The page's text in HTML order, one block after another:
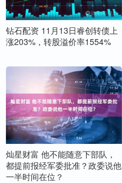
钻石配资 11月13日睿创转债上
涨203%，转股溢价率1554%
灿星财富 他不能随意下部队，
都提前报经军委批准？政委说他
一半时间在位？